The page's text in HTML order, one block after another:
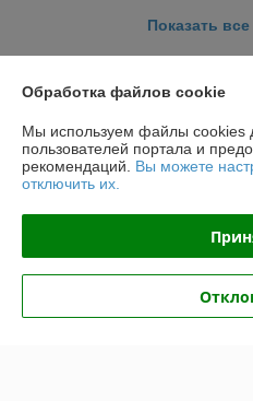
Показать
О нас
Контакты
График работы
Обработка файлов cookie
Мы используем файлы cookies
пользователей портала и
рекомендаций. Вы можете
отключить их.